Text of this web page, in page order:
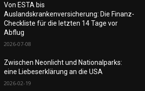
Von ESTA bis
Auslandskrankenversicherung: Die Finanz-
Checkliste für die letzten 14 Tage vor
Abflug
2026-07-08
Zwischen Neonlicht und Nationalparks:
eine Liebeserklärung an die USA
2026-02-19